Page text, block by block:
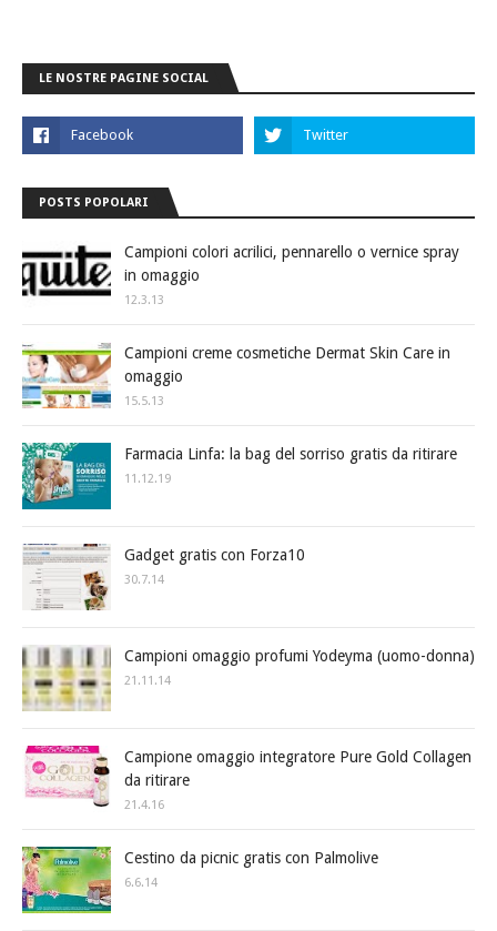
LE NOSTRE PAGINE SOCIAL
POSTS POPOLARI
Campioni colori acrilici, pennarello o vernice spray
in omaggio
12.3.13
Campioni creme cosmetiche Dermat Skin Care in
omaggio
15.5.13
Farmacia Linfa: la bag del sorriso gratis da ritirare
11.12.19
Gadget gratis con Forza10
30.7.14
Campioni omaggio profumi Yodeyma (uomo-donna)
21.11.14
Campione omaggio integratore Pure Gold Collagen
da ritirare
21.4.16
Cestino da picnic gratis con Palmolive
6.6.14